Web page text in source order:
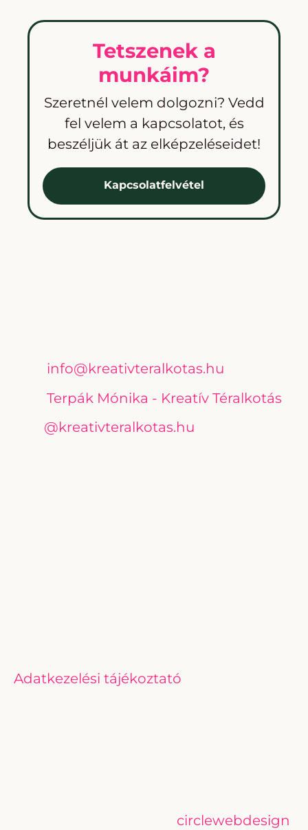
Tetszenek a
munkáim?
Szeretnél velem dolgozni? Vedd
fel velem a kapcsolatot, és
beszéljük át az elképzeléseidet!
Kapcsolatfelvétel
info@kreativteralkotas.hu
Terpák Mónika - Kreatív Téralkotás
@kreativteralkotas.hu
Adatkezelési tájékoztató
circlewebdesign